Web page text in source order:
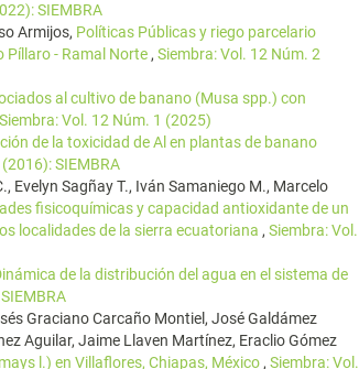
SIEMBRA
Armijos, Políticas Públicas y riego parcelario
Píllaro - Ramal Norte , Siembra: Vol. 12 Núm. 2
al cultivo de banano (Musa spp.) con
Siembra: Vol. 12 Núm. 1 (2025)
de la toxicidad de Al en plantas de banano
SIEMBRA
Evelyn Sagñay T., Iván Samaniego M., Marcelo
fisicoquímicas y capacidad antioxidante de un
localidades de la sierra ecuatoriana , Siembra: Vol.
de la distribución del agua en el sistema de
Graciano Carcaño Montiel, José Galdámez
Aguilar, Jaime Llaven Martínez, Eraclio Gómez
l.) en Villaflores, Chiapas, México , Siembra: Vol.